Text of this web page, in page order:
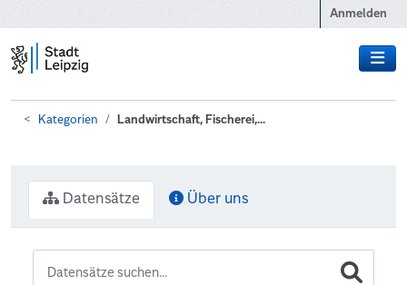
Anmelden
Kategorien Landwirtschaft, Fischerei,...
Datensätze Über uns